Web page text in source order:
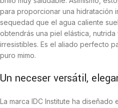
para proporcionar una hidratación
sequedad que el agua caliente
obtendrás una piel elástica,
irresistibles. Es el aliado perfecto
puro mimo.
Un neceser versátil,
La marca IDC Institute ha